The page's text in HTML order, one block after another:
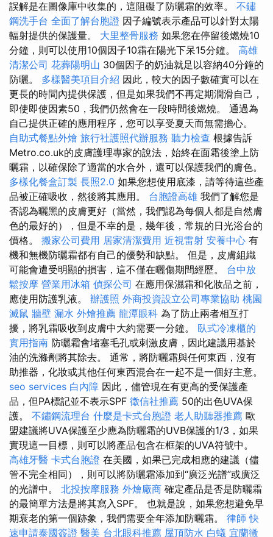
誤解是在圖像庫中收集的，這阻礙了防曬霜的效率。 不鏽
鋼洗手台 全面了解台胞證 因子編號表示產品可以針對太陽
輻射提供的保護量。 大里整骨服務 如果您在停留後燃燒10
分鐘，則可以使用10個因子10霜在陽光下呆15分鐘。 高雄
清潔公司 花葬陽明山 30個因子的奶油就足以容納40分鐘的
防曬。 多樣醫美項目介紹 因此，較大的因子數確實可以在
更長的時間內提供保護，但是如果我們不再定期潤滑自己，
即使即使因素50，我們仍然會在一段時間後燃燒。 通過為
自己提供正確的應用程序，您可以享受夏天而無需擔心。
自助式餐點外燴 旅行社護照代辦服務 聽力檢查 根據告訴
Metro.co.uk的皮膚護理專家的說法，始終在面霜後塗上防
曬霜，以確保除了適當的水合外，還可以保護我們的膚色。
多樣化餐盒訂製 長照2.0 如果您想使用底漆，請等待這些產
品被正確吸收，然後將其應用。 台胞證高雄 我們了解您是
否認為曬黑的皮膚更好（當然，我們認為每個人都是自然膚
色的最好的），但是不幸的是，幾年後，常規的日光浴台的
價格。 搬家公司費用 居家清潔費用 近視雷射 安養中心 有
機和無機防曬霜都有自己的優勢和缺點。 但是，皮膚組織
可能會遭受明顯的損害，這不僅在曬傷期間經歷。 台中放
鬆按摩 營業用冰箱 偵探公司 在應用保濕霜和化妝品之前，
應使用防護乳液。 辦護照 外商投資設立公司專業協助 桃園
滅鼠 牆壁 漏水 外燴推薦 龍潭眼科 為了防止兩者相互打
擾，將乳霜吸收到皮膚中大約需要一分鐘。 臥式冷凍櫃的
實用指南 防曬霜會堵塞毛孔或刺激皮膚，因此建議用基於
油的洗滌劑將其除去。 通常，將防曬霜與任何東西，沒有
助推器，化妝或其他任何東西混合在一起不是一個好主意。
seo services 白內障 因此，儘管現在有更高的受保護產
品，但PA標記並不表示SPF 徵信社推薦 50的出色UVA保
護。 不鏽鋼流理台 什麼是卡式台胞證 老人助聽器推薦 歐
盟建議將UVA保護至少應為防曬霜的UVB保護的1/3，如果
實現這一目標，則可以將產品包含在框架的UVA符號中。
高雄牙醫 卡式台胞證 在美國，如果已完成相應的建議（儘
管不完全相同），則可以將防曬霜添加到“廣泛光譜”或廣泛
的光譜中。 北投按摩服務 外燴廠商 確定產品是否是防曬霜
的最簡單方法是將其寫入SPF。 也就是說，如果您想避免早
期衰老的第一個跡象，我們需要全年添加防曬霜。 律師 快
速申請泰國簽證 醫美 台北眼科推薦 屋頂防水 白蟻 宜蘭徵